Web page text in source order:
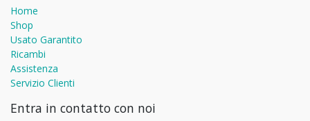
Home
Shop
Usato Garantito
Ricambi
Assistenza
Servizio Clienti
Entra in contatto con noi